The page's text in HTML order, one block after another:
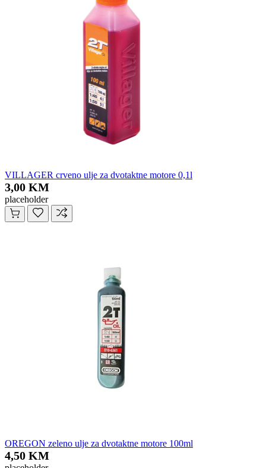
VILLAGER crveno ulje za dvotaktne motore 0,1l
3,00 KM
placeholder
OREGON zeleno ulje za dvotaktne motore 100ml
4,50 KM